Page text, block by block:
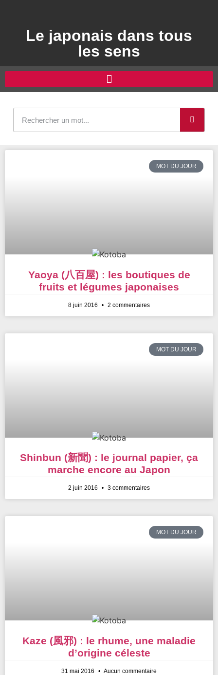
Le japonais dans tous
les sens
MOT DU JOUR
Yaoya (八百屋) : les boutiques de
fruits et légumes japonaises
8 juin 2016 2 commentaires
MOT DU JOUR
Shinbun (新聞) : le journal papier, ça
marche encore au Japon
2 juin 2016 3 commentaires
MOT DU JOUR
Kaze (風邪) : le rhume, une maladie
d’origine céleste
31 mai 2016 Aucun commentaire